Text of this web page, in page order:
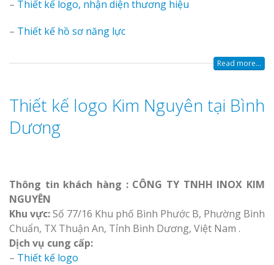
– Thiết kế logo, nhận diện thương hiệu
– Thiết kế hồ sơ năng lực
Read more...
Thiết kế logo Kim Nguyên tại Bình
Dương
Thông tin khách hàng : CÔNG TY TNHH INOX KIM
NGUYÊN
Khu vực:Số 77/16 Khu phố Bình Phước B, Phường Bình
Chuẩn, TX Thuận An, Tỉnh Bình Dương, Việt Nam .
Dịch vụ cung cấp:
– Thiết kế logo